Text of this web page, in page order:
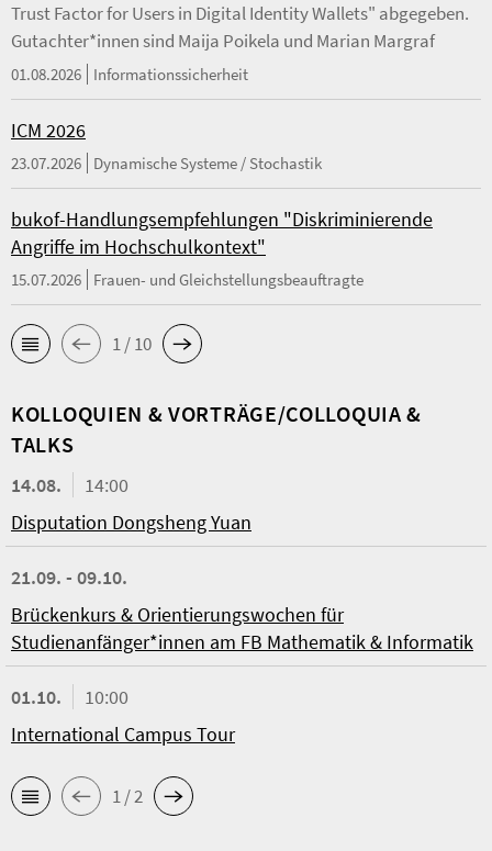
Trust Factor for Users in Digital Identity Wallets" abgegeben.
Gutachter*innen sind Maija Poikela und Marian Margraf
01.08.2026 Informationssicherheit
ICM 2026
23.07.2026 Dynamische Systeme / Stochastik
bukof-Handlungsempfehlungen "Diskriminierende
Angriffe im Hochschulkontext"
15.07.2026 Frauen- und Gleichstellungsbeauftragte
1 / 10
KOL­LO­QUIEN & VORTRÄGE/COLLOQUIA &
TALKS
14.08.
14:00
Disputation Dongsheng Yuan
21.09. - 09.10.
Brückenkurs & Orientierungswochen für
Studienanfänger*innen am FB Mathematik & Informatik
01.10.
10:00
International Campus Tour
1 / 2